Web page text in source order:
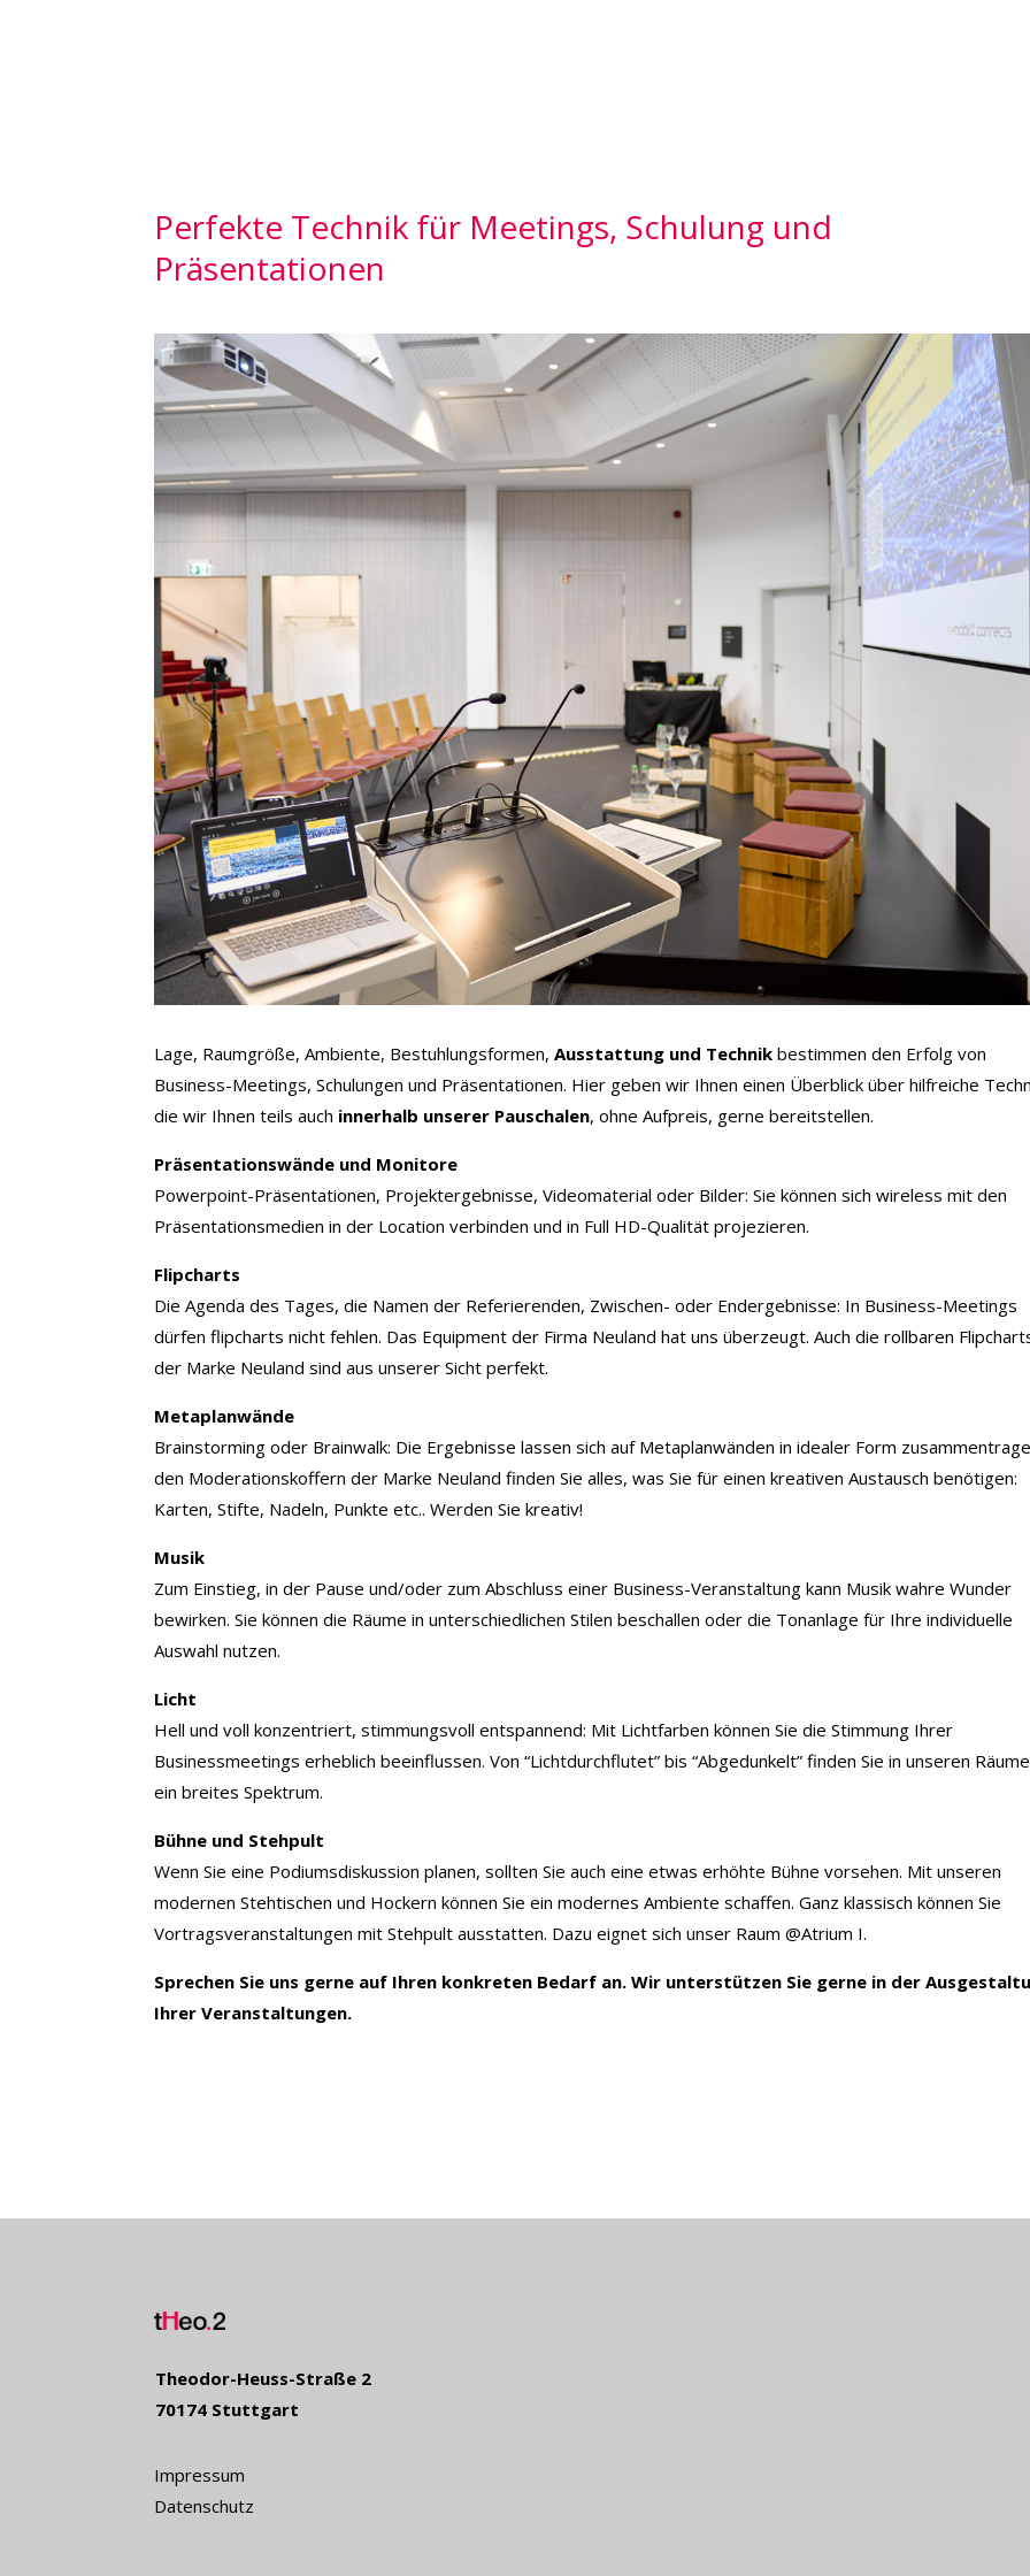
Perfekte Technik für Meetings, Schulung und
Präsentationen
Lage, Raumgröße, Ambiente, Bestuhlungsformen,Ausstattung und Technik bestimmen den Erfolg von
Business-Meetings, Schulungen und Präsentationen. Hier geben wir Ihnen einen Überblick über hilfreiche
die wir Ihnen teils auch innerhalb unserer Pauschalen, ohne Aufpreis, gerne bereitstellen.
Präsentationswände und Monitore
Powerpoint-Präsentationen, Projektergebnisse, Videomaterial oder Bilder: Sie können sich wireless mit den
Präsentationsmedien in der Location verbinden und in Full HD-Qualität projezieren.
Flipcharts
Die Agenda des Tages, die Namen der Referierenden, Zwischen- oder Endergebnisse: In Business-Meetings
dürfen flipcharts nicht fehlen. Das Equipment der Firma Neuland hat uns überzeugt. Auch die rollbaren
der Marke Neuland sind aus unserer Sicht perfekt.
Metaplanwände
Brainstorming oder Brainwalk: Die Ergebnisse lassen sich auf Metaplanwänden in idealer Form
den Moderationskoffern der Marke Neuland finden Sie alles, was Sie für einen kreativen Austausch benötigen:
Karten, Stifte, Nadeln, Punkte etc.. Werden Sie kreativ!
Musik
Zum Einstieg, in der Pause und/oder zum Abschluss einer Business-Veranstaltung kann Musik wahre Wunder
bewirken. Sie können die Räume in unterschiedlichen Stilen beschallen oder die Tonanlage für Ihre individuelle
Auswahl nutzen.
Licht
Hell und voll konzentriert, stimmungsvoll entspannend: Mit Lichtfarben können Sie die Stimmung Ihrer
Businessmeetings erheblich beeinflussen. Von “Lichtdurchflutet” bis “Abgedunkelt” finden Sie in unseren
ein breites Spektrum.
Bühne und Stehpult
Wenn Sie eine Podiumsdiskussion planen, sollten Sie auch eine etwas erhöhte Bühne vorsehen. Mit unseren
modernen Stehtischen und Hockern können Sie ein modernes Ambiente schaffen. Ganz klassisch können Sie
Vortragsveranstaltungen mit Stehpult ausstatten. Dazu eignet sich unser Raum @Atrium I.
Sprechen Sie uns gerne auf Ihren konkreten Bedarf an. Wir unterstützen Sie gerne in der
Ihrer Veranstaltungen.
Theodor-Heuss-Straße 2
70174 Stuttgart
Impressum
Datenschutz